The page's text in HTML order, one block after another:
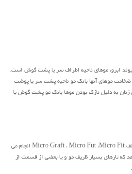
ابرو، موهای ناحیه اطراف سر یا پشت گوش است.
موهای آنها بانک مو ناحیه پشت سر یا پوشت
به دلیل نازک بودن موها بانک مو پشت گوش یا
کاشت ابرو به چندین روش مختلف Micro Graft ، Micro Fut ،Micro Fit انجام می
که تارهای بسیار ظریف مو و یا بعضی از قسمت از